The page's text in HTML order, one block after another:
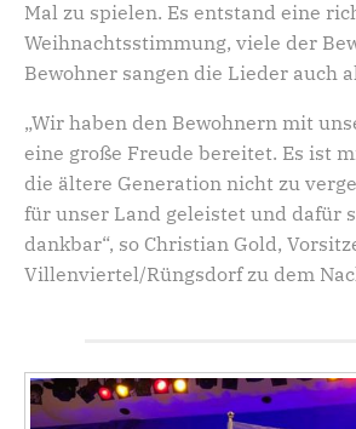
Mal zu spielen. Es entstand eine
Weihnachtsstimmung, viele der
Bewohner sangen die Lieder auch
„Wir haben den Bewohnern mit
eine große Freude bereitet. Es ist
die ältere Generation nicht zu
für unser Land geleistet und dafür
dankbar“, so Christian Gold,
Villenviertel/Rüngsdorf zu dem